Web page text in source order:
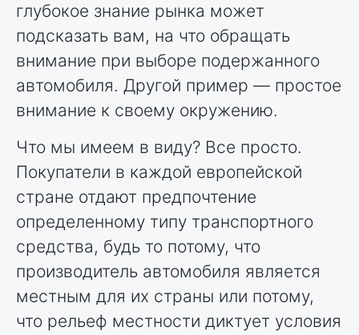
глубокое знание рынка может
подсказать вам, на что обращать
внимание при выборе подержанного
автомобиля. Другой пример — простое
внимание к своему окружению.
Что мы имеем в виду? Все просто.
Покупатели в каждой европейской
стране отдают предпочтение
определенному типу транспортного
средства, будь то потому, что
производитель автомобиля является
местным для их страны или потому,
что рельеф местности диктует условия